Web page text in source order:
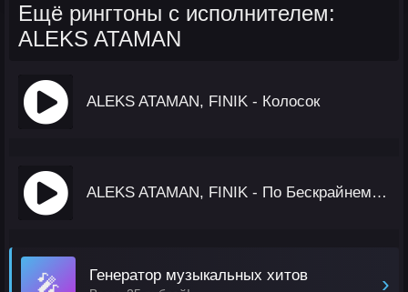
Ещё рингтоны с исполнителем:
ALEKS ATAMAN
ALEKS ATAMAN, FINIK - Колосок
ALEKS ATAMAN, FINIK - По Бескрайнему Полю Моему
🎤 Генератор музыкальных хитов ›